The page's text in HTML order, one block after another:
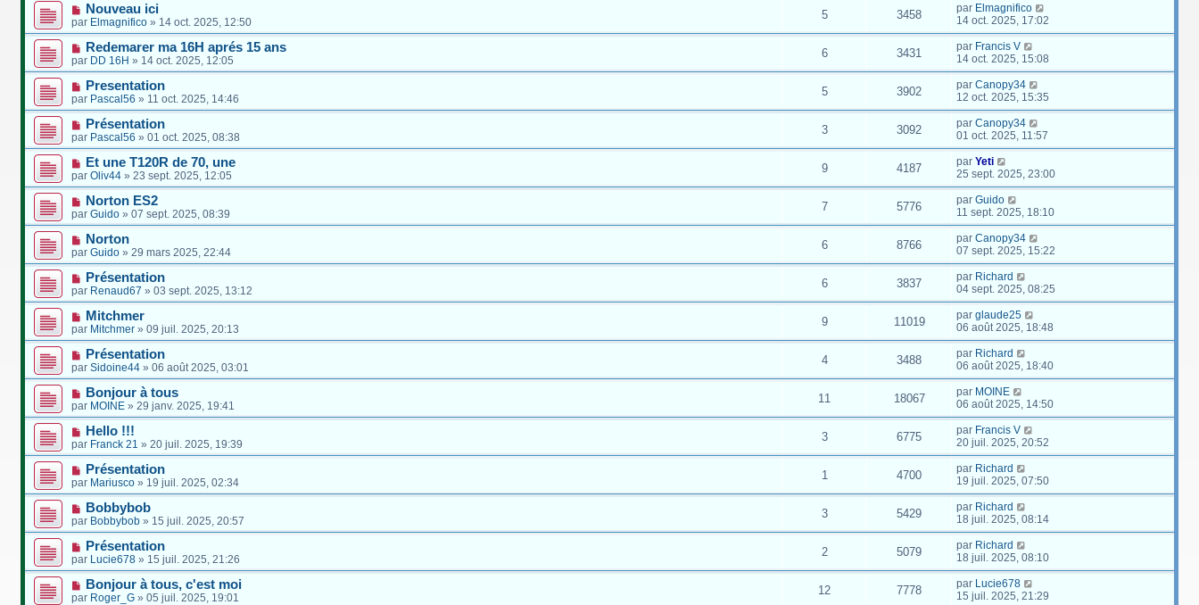
Nouveau ici
par Elmagnifico » 14 oct. 2025, 12:50
5 3458 par Elmagnifico
14 oct. 2025, 17:02
Redemarer ma 16H aprés 15 ans
par DD 16H » 14 oct. 2025, 12:05
6 3431 par Francis V
14 oct. 2025, 15:08
Presentation
par Pascal56 » 11 oct. 2025, 14:46
5 3902 par Canopy34
12 oct. 2025, 15:35
Présentation
par Pascal56 » 01 oct. 2025, 08:38
3 3092 par Canopy34
01 oct. 2025, 11:57
Et une T120R de 70, une
par Oliv44 » 23 sept. 2025, 12:05
9 4187 par Yeti
25 sept. 2025, 23:00
Norton ES2
par Guido » 07 sept. 2025, 08:39
7 5776 par Guido
11 sept. 2025, 18:10
Norton
par Guido » 29 mars 2025, 22:44
6 8766 par Canopy34
07 sept. 2025, 15:22
Présentation
par Renaud67 » 03 sept. 2025, 13:12
6 3837 par Richard
04 sept. 2025, 08:25
Mitchmer
par Mitchmer » 09 juil. 2025, 20:13
9 11019 par glaude25
06 août 2025, 18:48
Présentation
par Sidoine44 » 06 août 2025, 03:01
4 3488 par Richard
06 août 2025, 18:40
Bonjour à tous
par MOINE » 29 janv. 2025, 19:41
11 18067 par MOINE
06 août 2025, 14:50
Hello !!!
par Franck 21 » 20 juil. 2025, 19:39
3 6775 par Francis V
20 juil. 2025, 20:52
Présentation
par Mariusco » 19 juil. 2025, 02:34
1 4700 par Richard
19 juil. 2025, 07:50
Bobbybob
par Bobbybob » 15 juil. 2025, 20:57
3 5429 par Richard
18 juil. 2025, 08:14
Présentation
par Lucie678 » 15 juil. 2025, 21:26
2 5079 par Richard
18 juil. 2025, 08:10
Bonjour à tous, c'est moi
par Roger_G » 05 juil. 2025, 19:01
12 7778 par Lucie678
15 juil. 2025, 21:29